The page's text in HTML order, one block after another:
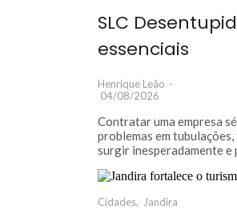
SLC
essenciais
Henrique Leão -
04/08/2026
Contratar uma empresa
problemas em
surgir inesperadamente
Cidades, Jandira